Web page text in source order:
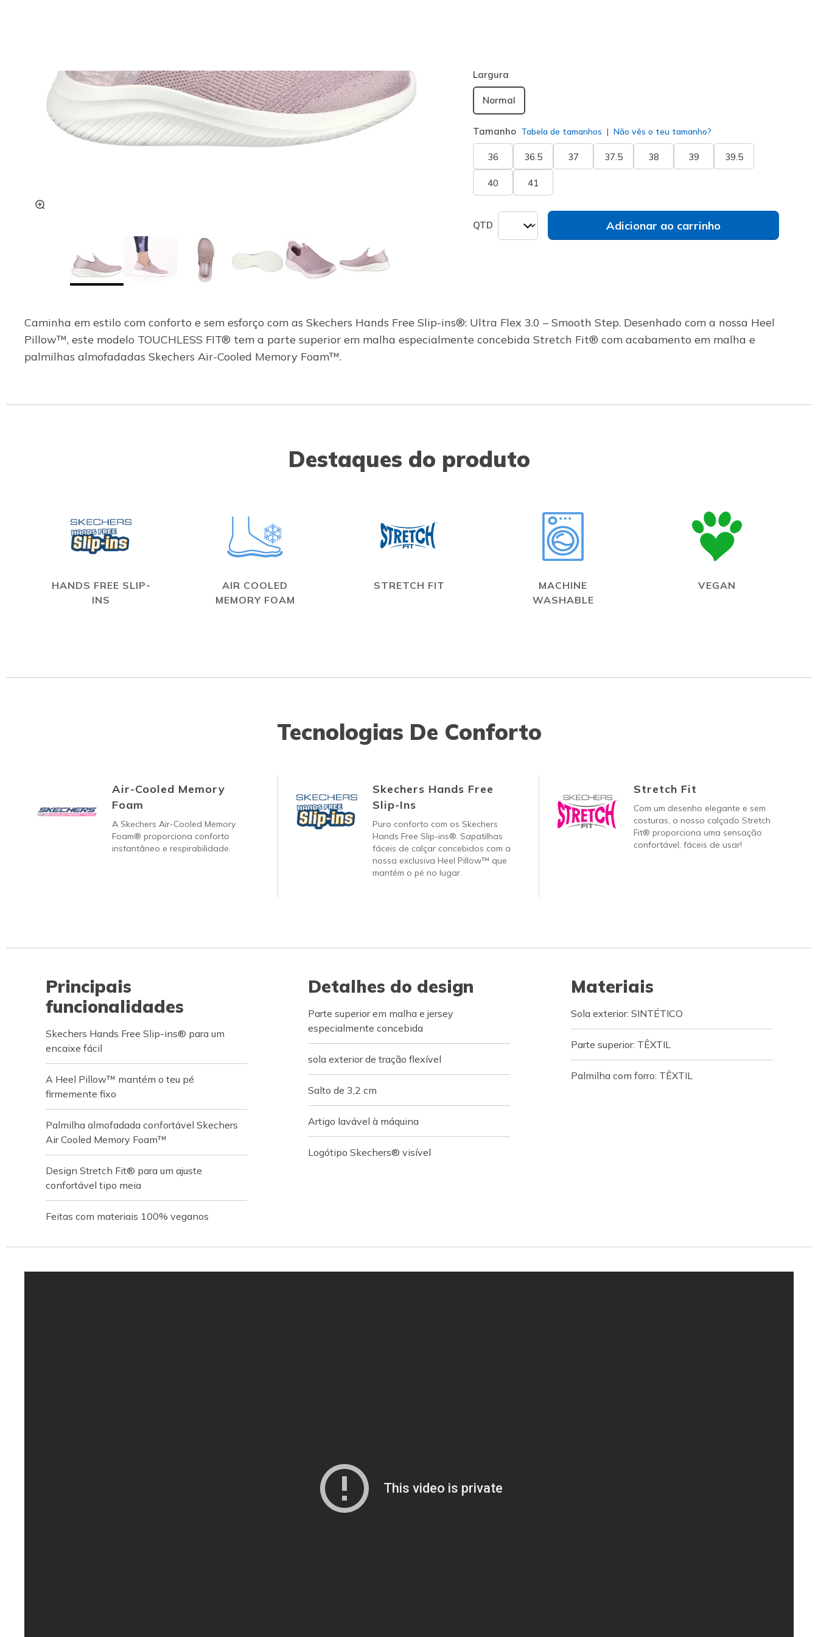
Largura
Normal
Tamanho Tabela de tamanhos Não vês o teu tamanho?
36 36.5 37 37.5 38 39 39.5
40 41
QTD Adicionar ao carrinho
Caminha em estilo com conforto e sem esforço com as Skechers Hands Free Slip-ins®: Ultra Flex 3.0 – Smooth Step. Desenhado com a nossa Heel
Pillow™, este modelo TOUCHLESS FIT® tem a parte superior em malha especialmente concebida Stretch Fit® com acabamento em malha e
palmilhas almofadadas Skechers Air-Cooled Memory Foam™.
Destaques do produto
HANDS FREE SLIP-
INS
AIR COOLED
MEMORY FOAM
STRETCH FIT
MACHINE
WASHABLE
VEGAN
Tecnologias De Conforto
Air-Cooled Memory
Foam
A Skechers Air-Cooled Memory
Foam® proporciona conforto
instantâneo e respirabilidade.
Skechers Hands Free
Slip-Ins
Puro conforto com os Skechers
Hands Free Slip-ins®. Sapatilhas
fáceis de calçar concebidos com a
nossa exclusiva Heel Pillow™ que
mantém o pé no lugar.
Stretch Fit
Com um desenho elegante e sem
costuras, o nosso calçado Stretch
Fit® proporciona uma sensação
confortável, fáceis de usar!
Principais
funcionalidades
Skechers Hands Free Slip-ins® para um
encaixe fácil
A Heel Pillow™ mantém o teu pé
firmemente fixo
Palmilha almofadada confortável Skechers
Air Cooled Memory Foam™
Design Stretch Fit® para um ajuste
confortável tipo meia
Feitas com materiais 100% veganos
Detalhes do design
Parte superior em malha e jersey
especialmente concebida
sola exterior de tração flexível
Salto de 3,2 cm
Artigo lavável à máquina
Logótipo Skechers® visível
Materiais
Sola exterior: SINTÉTICO
Parte superior: TÊXTIL
Palmilha com forro: TÊXTIL